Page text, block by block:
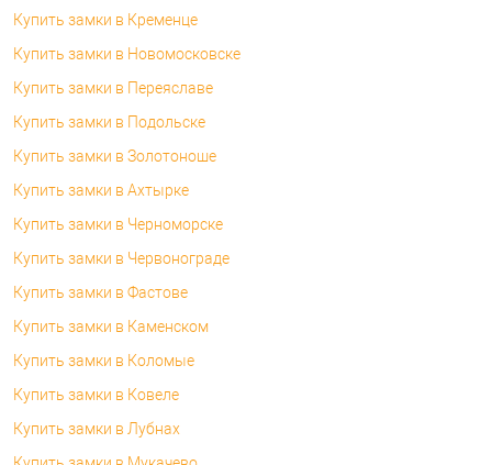
Купить замки в Кременце
Купить замки в Новомосковске
Купить замки в Переяславе
Купить замки в Подольске
Купить замки в Золотоноше
Купить замки в Ахтырке
Купить замки в Черноморске
Купить замки в Червонограде
Купить замки в Фастове
Купить замки в Каменском
Купить замки в Коломые
Купить замки в Ковеле
Купить замки в Лубнах